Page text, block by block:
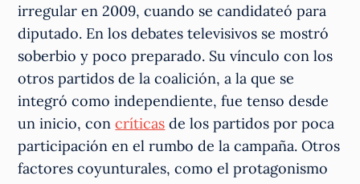
irregular en 2009, cuando se candidateó para
diputado. En los debates televisivos se mostró
soberbio y poco preparado. Su vínculo con los
otros partidos de la coalición, a la que se
integró como independiente, fue tenso desde
un inicio, concríticas de los partidos por poca
participación en el rumbo de la campaña. Otros
factores coyunturales, como el protagonismo